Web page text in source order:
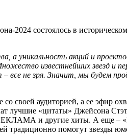
2024 состоялось в
а уникальность акций и
известнейших звезд и
– все не зря. Значит, мы будем
своей аудиторией, а ее эфир
лучшие «цитаты» Джейсона
и другие хиты. А еще –
традиционно помогут звезды